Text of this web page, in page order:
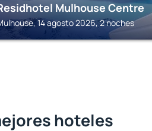
Mulhouse Centre
14 agosto 2026, 2 noches
hoteles